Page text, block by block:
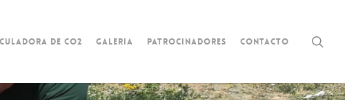
de CO2 Galeria Patrocinadores Contacto